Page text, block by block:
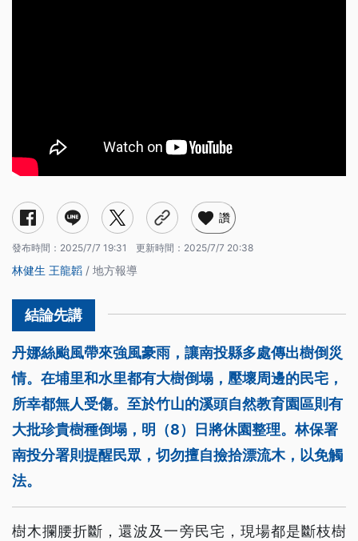
讚
發布時間： 2025/7/7 19:31 更新時間： 2025/7/7 20:38
林健生 王龍韜 / 地方報導
丹娜絲颱風帶來強風豪雨，讓南投縣多處傳出樹倒災
情。在埔里和水里都有大樹倒塌，壓壞周邊的民宅，
所幸都無人受傷。至於竹山的溪頭自然教育園區則有
大批珍貴樹種倒塌，明（8）日將休園整理。林保署
南投分署則提醒民眾，切勿擅自撿拾漂流木，以免觸
法。
樹木攔腰折斷，還波及一旁民宅，現場都是斷枝樹